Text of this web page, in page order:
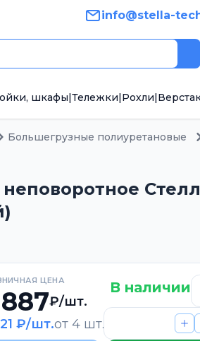
info@stella-
шкафы|Тележки|Рохли|
Большегрузные полиуретановые
ЦЕНА
887₽/шт.
₽/шт.от 4 шт.
В наличии